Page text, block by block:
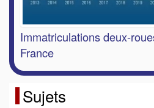
Immatriculations deux-
France
Sujets